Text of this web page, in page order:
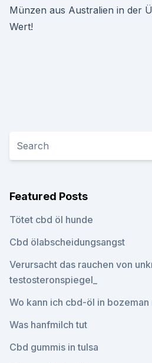
Münzen aus Australien in der
Wert!
Featured Posts
Tötet cbd öl hunde
Cbd ölabscheidungsangst
Verursacht das rauchen von
testosteronspiegel_
Wo kann ich cbd-öl in bozeman
Was hanfmilch tut
Cbd gummis in tulsa